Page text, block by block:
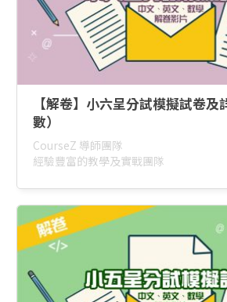
【解卷】小六呈分試模擬試卷
數）
CourseZ 導師團隊
經驗豐富的教學及實戰團隊